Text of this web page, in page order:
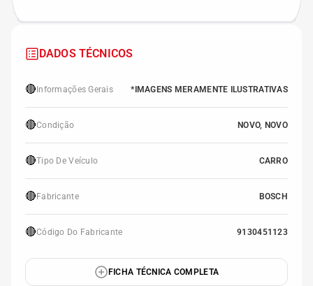
DADOS TÉCNICOS
🔴 Informações Gerais *IMAGENS MERAMENTE ILUSTRATIVAS
🔴Condição NOVO, NOVO
🔴Tipo De Veículo CARRO
🔴 Fabricante BOSCH
🔴Código Do Fabricante 9130451123
FICHA TÉCNICA COMPLETA